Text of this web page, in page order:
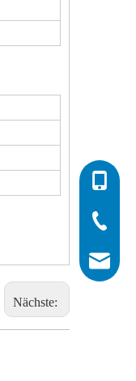
Nächste:
0086-
0086-
0086-